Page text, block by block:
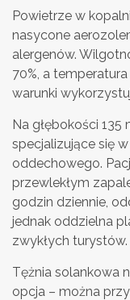
Powietrze w
nasycone
alergenów.
70%, a
warunki
Na głębokości 135
specjalizujące się
oddechowego.
przewlekłym
godzin dziennie,
jednak oddzielna
zwykłych turystów.
Tężnia solankowa
opcja – można